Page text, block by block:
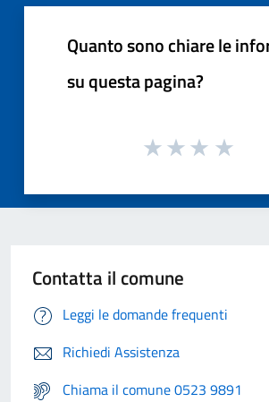
Quanto sono chiare le
su questa pagina?
Contatta il comune
Leggi le domande frequenti
Richiedi Assistenza
Chiama il comune 0523 9891